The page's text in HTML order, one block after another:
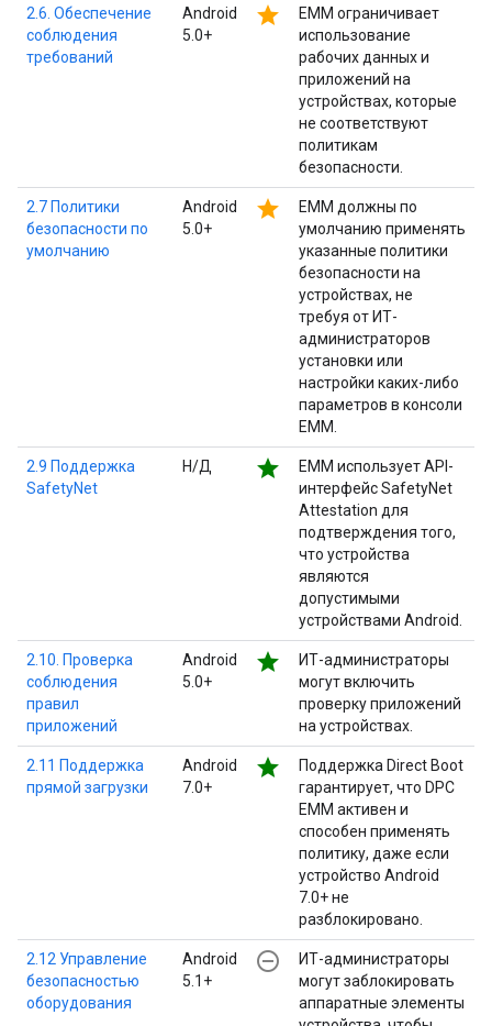
2.6. Обеспечение
соблюдения
требований
Android
5.0+
star
EMM ограничивает
использование
рабочих данных и
приложений на
устройствах, которые
не соответствуют
политикам
безопасности.
2.7 Политики
безопасности по
умолчанию
Android
5.0+
star
EMM должны по
умолчанию применять
указанные политики
безопасности на
устройствах, не
требуя от ИТ-
администраторов
установки или
настройки каких-либо
параметров в консоли
EMM.
2.9 Поддержка
SafetyNet
Н/Д star
EMM использует API-
интерфейс SafetyNet
Attestation для
подтверждения того,
что устройства
являются
допустимыми
устройствами Android.
2.10. Проверка
соблюдения
правил
приложений
Android
5.0+
star
ИТ-администраторы
могут включить
проверку приложений
на устройствах.
2.11 Поддержка
прямой загрузки
Android
7.0+
star
Поддержка Direct Boot
гарантирует, что DPC
EMM активен и
способен применять
политику, даже если
устройство Android
7.0+ не
разблокировано.
2.12 Управление
безопасностью
оборудования
Android
5.1+
remove_circle_outline
ИТ-администраторы
могут заблокировать
аппаратные элементы